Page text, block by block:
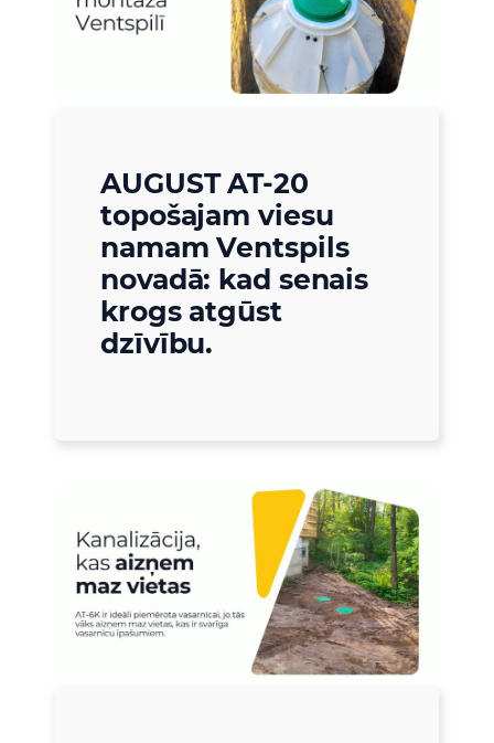
AUGUST AT-20
topošajam viesu
namam Ventspils
novadā: kad senais
krogs atgūst
dzīvību.